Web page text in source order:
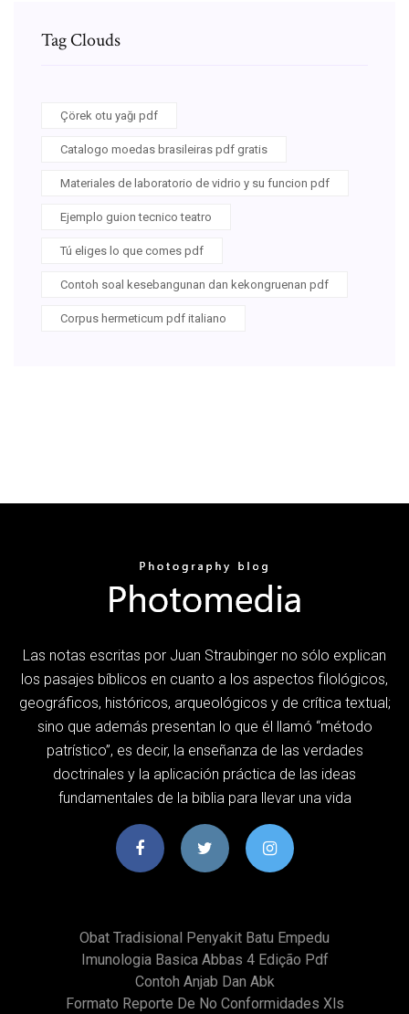
Tag Clouds
Çörek otu yağı pdf
Catalogo moedas brasileiras pdf gratis
Materiales de laboratorio de vidrio y su funcion pdf
Ejemplo guion tecnico teatro
Tú eliges lo que comes pdf
Contoh soal kesebangunan dan kekongruenan pdf
Corpus hermeticum pdf italiano
Las notas escritas por Juan Straubinger no sólo explican
los pasajes bíblicos en cuanto a los aspectos filológicos,
geográficos, históricos, arqueológicos y de crítica textual;
sino que además presentan lo que él llamó “método
patrístico”, es decir, la enseñanza de las verdades
doctrinales y la aplicación práctica de las ideas
fundamentales de la biblia para llevar una vida
Obat Tradisional Penyakit Batu Empedu
Imunologia Basica Abbas 4 Edição Pdf
Contoh Anjab Dan Abk
Formato Reporte De No Conformidades Xls